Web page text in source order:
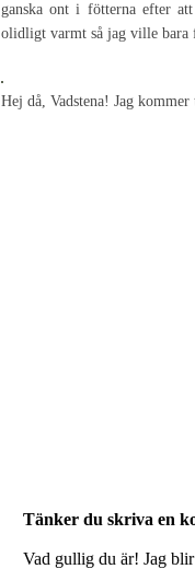
ganska ont i fötterna efter
olidligt varmt så jag ville bara
Hej då, Vadstena! Jag
Tänker du skriva en
Vad gullig du är! Jag